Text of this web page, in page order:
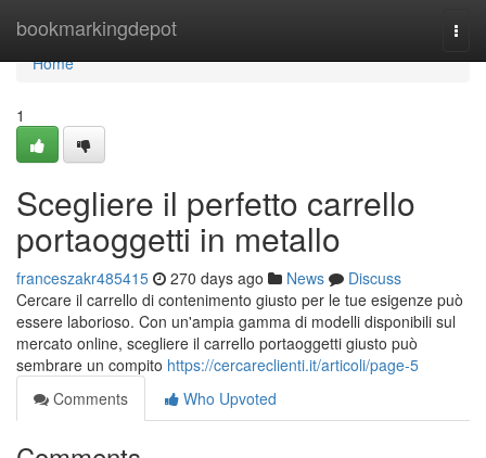
bookmarkingdepot
Home
Home
1
Scegliere il perfetto carrello
portaoggetti in metallo
franceszakr485415 270 days ago News
Discuss
Cercare il carrello di contenimento giusto per le tue esigenze può
essere laborioso. Con un'ampia gamma di modelli disponibili sul
mercato online, scegliere il carrello portaoggetti giusto può
sembrare un compito https://cercareclienti.it/articoli/page-5
Comments
Who Upvoted